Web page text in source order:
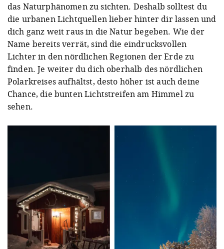
das Naturphänomen zu sichten. Deshalb solltest du
die urbanen Lichtquellen lieber hinter dir lassen und
dich ganz weit raus in die Natur begeben. Wie der
Name bereits verrät, sind die eindrucksvollen
Lichter in den nördlichen Regionen der Erde zu
finden. Je weiter du dich oberhalb des nördlichen
Polarkreises aufhältst, desto höher ist auch deine
Chance, die bunten Lichtstreifen am Himmel zu
sehen.